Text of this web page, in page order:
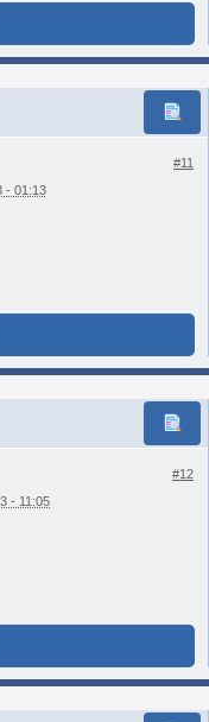
#11
- 01:13
#12
- 11:05